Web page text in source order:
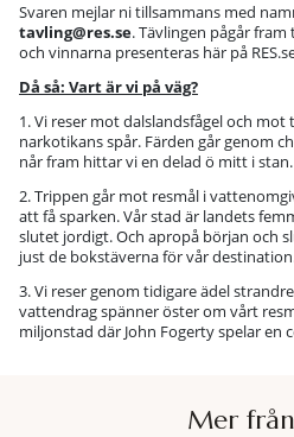
Svaren mejlar ni tillsammans med
tavling@res.se. Tävlingen pågår
och vinnarna presenteras här på
Då så: Vart är vi på väg?
1. Vi reser mot dalslandsfågel och
narkotikans spår. Färden går genom
når fram hittar vi en delad ö mitt i stan.
2. Trippen går mot resmål i
att få sparken. Vår stad är landets
slutet jordigt. Och apropå början och
just de bokstäverna för vår
3. Vi reser genom tidigare ädel
vattendrag spänner öster om vårt
miljonstad där John Fogerty spelar en
Mer från